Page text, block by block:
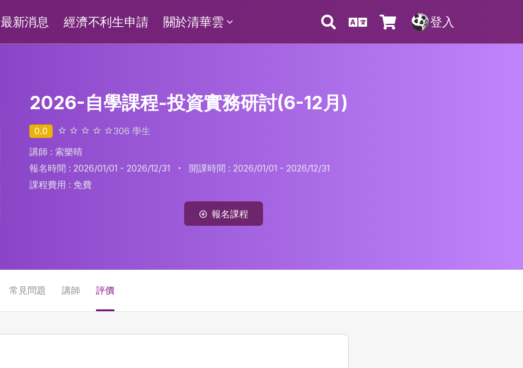
最新消息 經濟不利生申請 關於清華雲 登入
2026-自學課程-投資實務研討(6-12月)
0.0 306學生
講師 : 索樂晴
報名時間 : 2026/01/01 - 2026/12/31
·
開課時間 : 2026/01/01 - 2026/12/31
課程費用 :免費
報名課程
常見問題 講師 評價